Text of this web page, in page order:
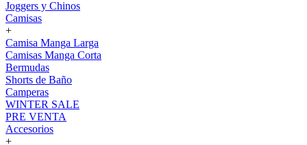
Joggers y Chinos
Camisas
+
Camisa Manga Larga
Camisas Manga Corta
Bermudas
Shorts de Baño
Camperas
WINTER SALE
PRE VENTA
Accesorios
+